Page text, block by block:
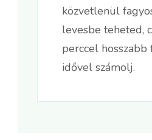
közvetlenül
levesbe teheted,
perccel hosszabb
idővel számolj.